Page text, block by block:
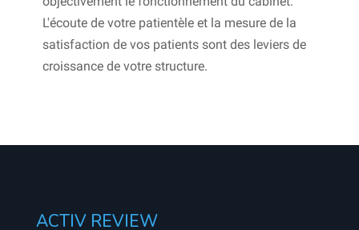
L'écoute de votre patientèle et la mesure de la
satisfaction de vos patients sont des leviers de
croissance de votre structure.
ACTIV REVIEW